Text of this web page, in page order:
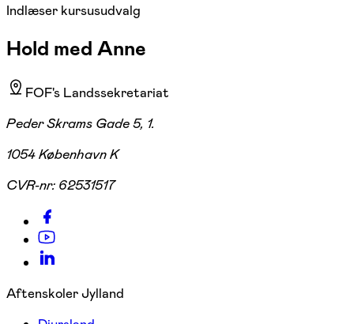
Indlæser kursusudvalg
Hold med Anne
FOF's Landssekretariat
Peder Skrams Gade 5, 1.
1054 København K
CVR-nr: 62531517
Aftenskoler Jylland